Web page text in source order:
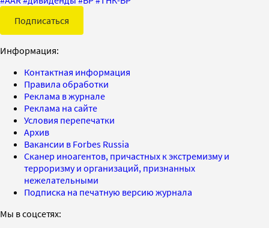
Подписаться
Информация:
Контактная информация
Правила обработки
Реклама в журнале
Реклама на сайте
Условия перепечатки
Архив
Вакансии в Forbes Russia
Сканер иноагентов, причастных к экстремизму и
терроризму и организаций, признанных
нежелательными
Подписка на печатную версию журнала
Мы в соцсетях: